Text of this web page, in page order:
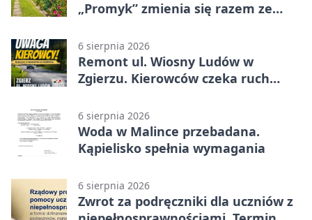
„Promyk” zmienia się razem ze
6 sierpnia 2026
Remont ul. Wiosny Ludów w
Zgierzu. Kierowców czeka ruch
6 sierpnia 2026
Woda w Malince przebadana.
Kąpielisko spełnia wymagania
6 sierpnia 2026
Zwrot za podręczniki dla uczniów z